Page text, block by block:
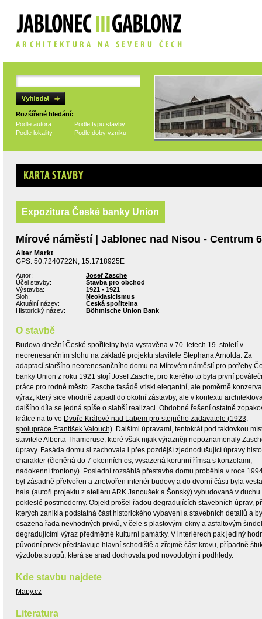
Rozšířené hledání:
Podle autora
Podle typu stavby
Podle lokality
Podle doby vzniku
Karta stavby
Expozitura České banky Union
Mírové náměstí | Jablonec nad Nisou - Centrum
Alter Markt
GPS: 50.7240722N, 15.1718925E
Autor:
Josef Zasche
Účel stavby:
Stavba pro obchod
Výstavba:
1921 - 1921
Sloh:
Neoklasicismus
Aktuální název:
Česká spořitelna
Historický název:
Böhmische Union Bank
O stavbě
Budova dnešní České spořitelny byla vystavěna v 70. letech 19. století v
neorenesančním slohu na základě projektu stavitele Stephana Arnolda. Za
adaptací staršího neorenesančního domu na Mírovém náměstí pro potřeby
banky Union z roku 1921 stojí Josef Zasche, pro kterého to byla první
práce pro rodné město. Zasche fasádě vtiskl elegantní, ale poměrně
výraz, který sice vhodně zapadl do okolní zástavby, ale v kontextu
dalšího díla se jedná spíše o slabší realizaci. Obdobné řešení ostatně
krátce na to ve Dvoře Králové nad Labem pro stejného zadavatele (1923,
spolupráce František Valouch). Dalšími úpravami, tentokrát pod taktovkou
stavitele Alberta Thameruse, které však nijak výrazněji nepoznamenaly
úpravy. Fasáda domu si zachovala i přes pozdější zjednodušující úpravy
charakter (členěná do 7 okenních os, vysazená korunní římsa s konzolami,
nadokenní frontony). Poslední rozsáhlá přestavba domu proběhla v roce
byl zásadně přetvořen a znetvořen interiér budovy a do dvorní části byla
hala (autoři projektu z ateliéru ARK Janoušek a Šonský) vybudovaná v duchu
pokleslé postmoderny. Objekt prošel řadou degradujících stavebních úprav,
kterých zanikla podstatná část historického vybavení a stavebních detailů a
osazena řada nevhodných prvků, v čele s plastovými okny a asfaltovým
degradujícími výraz předmětné kulturní památky. V interiérech pak jediný
původní prvek představuje hlavní schodiště a zřejmě část krovu, případně
výzdoba stropů, která se snad dochovala pod novodobými podhledy.
Kde stavbu najdete
Mapy.cz
Literatura